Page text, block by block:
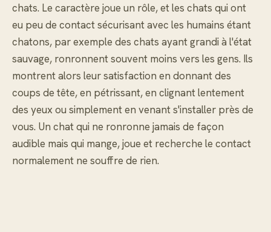
chats. Le caractère joue un rôle, et les chats qui ont
eu peu de contact sécurisant avec les humains étant
chatons, par exemple des chats ayant grandi à l'état
sauvage, ronronnent souvent moins vers les gens. Ils
montrent alors leur satisfaction en donnant des
coups de tête, en pétrissant, en clignant lentement
des yeux ou simplement en venant s'installer près de
vous. Un chat qui ne ronronne jamais de façon
audible mais qui mange, joue et recherche le contact
normalement ne souffre de rien.